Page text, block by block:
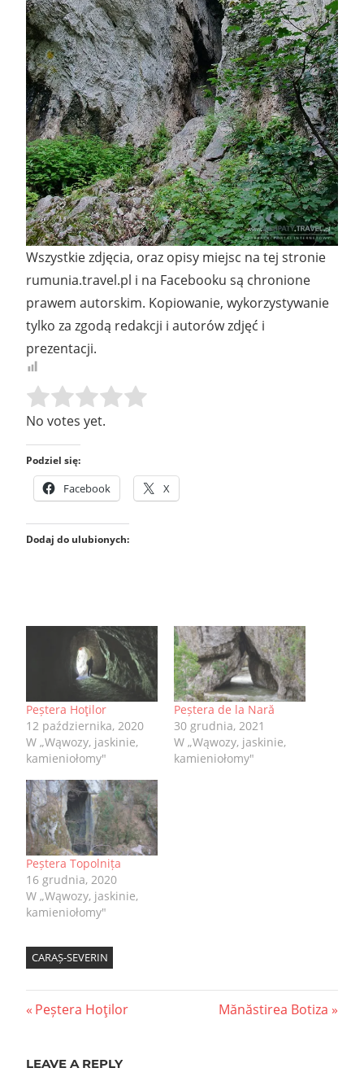
Wszystkie zdjęcia, oraz opisy miejsc na tej stronie
rumunia.travel.pl i na Facebooku są chronione
prawem autorskim. Kopiowanie, wykorzystywanie
tylko za zgodą redakcji i autorów zdjęć i
prezentacji.
Rate this item:
No votes yet.
Podziel się:
Facebook X
Dodaj do ulubionych:
Peștera Hoţilor
12 października, 2020
W „Wąwozy, jaskinie,
kamieniołomy"
Peștera de la Nară
30 grudnia, 2021
W „Wąwozy, jaskinie,
kamieniołomy"
Peștera Topolnița
16 grudnia, 2020
W „Wąwozy, jaskinie,
kamieniołomy"
CARAȘ-SEVERIN
Nawigacja
Previous
Peștera Hoţilor
Next
Mănăstirea Botiza
LEAVE A REPLY